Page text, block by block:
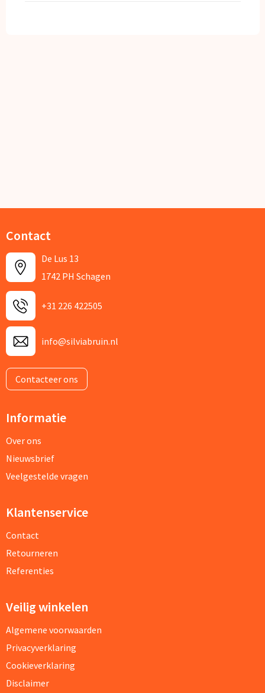
Contact
De Lus 13
1742 PH Schagen
+31 226 422505
info@silviabruin.nl
Contacteer ons
Informatie
Over ons
Nieuwsbrief
Veelgestelde vragen
Klantenservice
Contact
Retourneren
Referenties
Veilig winkelen
Algemene voorwaarden
Privacyverklaring
Cookieverklaring
Disclaimer